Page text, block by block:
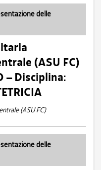
delle
(ASU FC)
– Disciplina:
(ASU FC)
delle